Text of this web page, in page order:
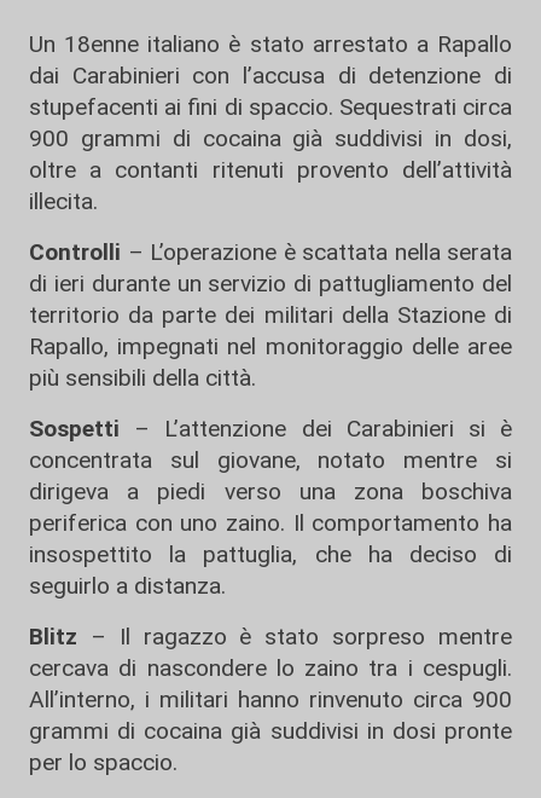
Un 18enne italiano è stato arrestato a Rapallo
dai Carabinieri con l’accusa di detenzione di
stupefacenti ai fini di spaccio. Sequestrati circa
900 grammi di cocaina già suddivisi in dosi,
oltre a contanti ritenuti provento dell’attività
illecita.
Controlli – L’operazione è scattata nella serata
di ieri durante un servizio di pattugliamento del
territorio da parte dei militari della Stazione di
Rapallo, impegnati nel monitoraggio delle aree
più sensibili della città.
Sospetti – L’attenzione dei Carabinieri si è
concentrata sul giovane, notato mentre si
dirigeva a piedi verso una zona boschiva
periferica con uno zaino. Il comportamento ha
insospettito la pattuglia, che ha deciso di
seguirlo a distanza.
Blitz – Il ragazzo è stato sorpreso mentre
cercava di nascondere lo zaino tra i cespugli.
All’interno, i militari hanno rinvenuto circa 900
grammi di cocaina già suddivisi in dosi pronte
per lo spaccio.